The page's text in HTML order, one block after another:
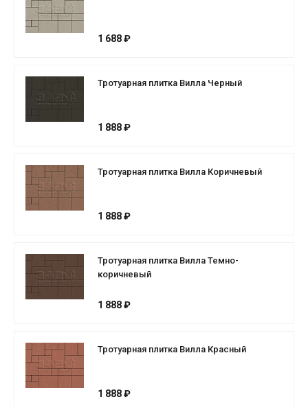
1 688 ₽
Тротуарная плитка Вилла Черный
1 888 ₽
Тротуарная плитка Вилла Коричневый
1 888 ₽
Тротуарная плитка Вилла Темно-
коричневый
1 888 ₽
Тротуарная плитка Вилла Красный
1 888 ₽